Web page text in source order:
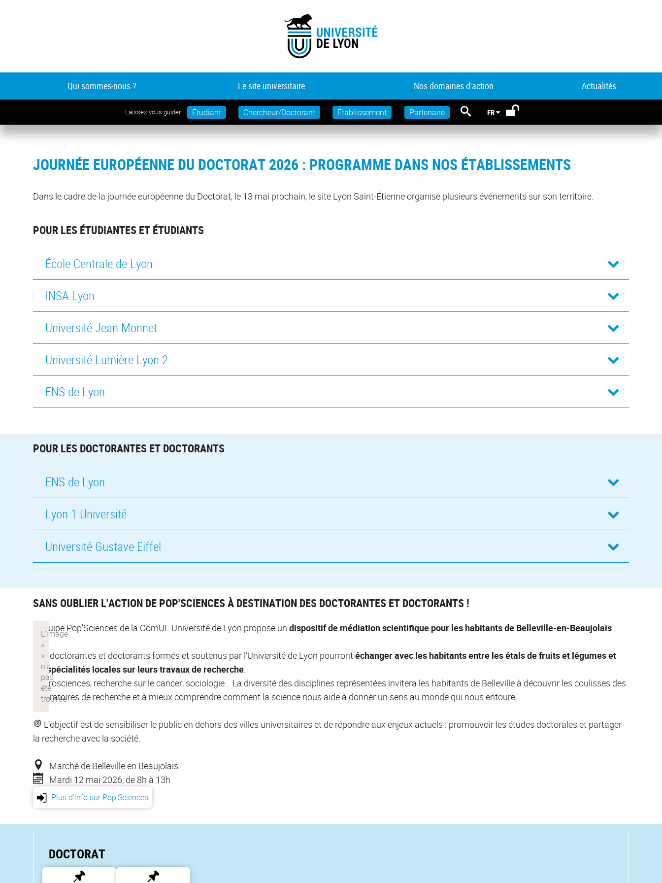
Qui sommes-nous ? Le site universitaire Nos domaines d'action Actualités
Laissez-vous guider Étudiant Chercheur/Doctorant Établissement Partenaire RECHERCHE
FR
JOURNÉE EUROPÉENNE DU DOCTORAT 2026 : PROGRAMME DANS NOS ÉTABLISSEMENTS
Dans le cadre de la journée européenne du Doctorat, le 13 mai prochain, le site Lyon Saint-Étienne organise plusieurs événements sur son territoire.
POUR LES ÉTUDIANTES ET ÉTUDIANTS
École Centrale de Lyon
INSA Lyon
Université Jean Monnet
Université Lumière Lyon 2
ENS de Lyon
POUR LES DOCTORANTES ET DOCTORANTS
ENS de Lyon
Lyon 1 Université
Université Gustave Eiffel
SANS OUBLIER L'ACTION DE POP'SCIENCES À DESTINATION DES DOCTORANTES ET DOCTORANTS !
L'équipe Pop'Sciences de la ComUE Université de Lyon propose undispositif de médiation scientifique pour les habitants de Belleville-en-Beaujolais
Des doctorantes et doctorants formés et soutenus par l’Université de Lyon pourrontéchanger avec les habitants entre les étals de fruits et légumes et
les spécialités locales sur leurs travaux de recherche
Neurosciences, recherche sur le cancer, sociologie… La diversité des disciplines représentées invitera les habitants de Belleville à découvrir les coulisses des
laboratoires de recherche et à mieux comprendre comment la science nous aide à donner un sens au monde qui nous entoure.
L’objectif est de sensibiliser le public en dehors des villes universitaires et de répondre aux enjeux actuels : promouvoir les études doctorales et partager
la recherche avec la société.
Marché de Belleville en Beaujolais
Mardi 12 mai 2026, de 8h à 13h
Plus d'info sur Pop'Sciences
DOCTORAT